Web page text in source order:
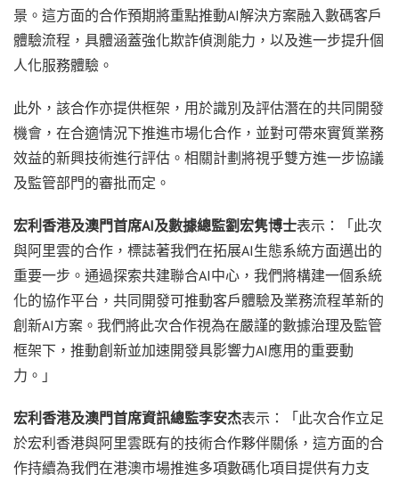
景。這方面的合作預期將重點推動AI解決方案融入數碼客戶
體驗流程，具體涵蓋強化欺詐偵測能力，以及進一步提升個
人化服務體驗。
此外，該合作亦提供框架，用於識別及評估潛在的共同開發
機會，在合適情況下推進市場化合作，並對可帶來實質業務
效益的新興技術進行評估。相關計劃將視乎雙方進一步協議
及監管部門的審批而定。
宏利香港及澳門首席AI及數據總監劉宏隽博士表示：「此次
與阿里雲的合作，標誌著我們在拓展AI生態系統方面邁出的
重要一步。通過探索共建聯合AI中心，我們將構建一個系統
化的協作平台，共同開發可推動客戶體驗及業務流程革新的
創新AI方案。我們將此次合作視為在嚴謹的數據治理及監管
框架下，推動創新並加速開發具影響力AI應用的重要動
力。」
宏利香港及澳門首席資訊總監李安杰表示：「此次合作立足
於宏利香港與阿里雲既有的技術合作夥伴關係，這方面的合
作持續為我們在港澳市場推進多項數碼化項目提供有力支